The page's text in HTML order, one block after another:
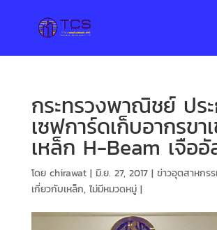
กระทรวงพาณิชย์ ประ
เซฟการ์ดเก็บอากรขา
เหล็ก H-Beam เจือ
โดย chirawat| มิ.ย. 27, 2017| ข่าวอุตสาหกร
เกี่ยวกับเหล็ก, ไม่มีหมวดหมู่|